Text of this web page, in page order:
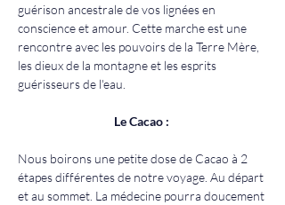
guérison ancestrale de vos lignées en
conscience et amour. Cette marche est une
rencontre avec les pouvoirs de la Terre Mère,
les dieux de la montagne et les esprits
guérisseurs de l'eau.
Le Cacao :
Nous boirons une petite dose de Cacao à 2
étapes différentes de notre voyage. Au départ
et au sommet. La médecine pourra doucement